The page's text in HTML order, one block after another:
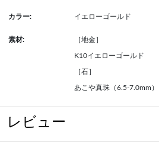
カラー: イエローゴールド
素材: ［地金］
K10イエローゴールド
［石］
あこや真珠（6.5-7.0mm）
レビュー